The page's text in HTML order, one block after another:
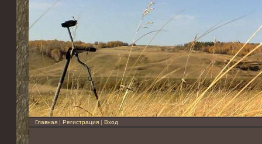
Главная | Регистрация | Вход